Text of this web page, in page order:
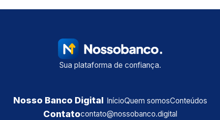
Sua plataforma de confiança.
Nosso Banco Digital InícioQuem somosConteúdos
Contatocontato@nossobanco.digital